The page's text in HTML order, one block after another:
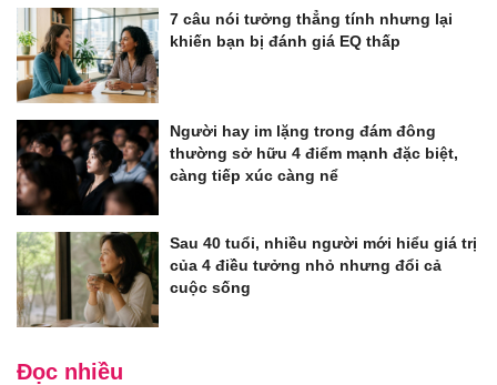
7 câu nói tưởng thẳng tính nhưng lại
khiến bạn bị đánh giá EQ thấp
Người hay im lặng trong đám đông
thường sở hữu 4 điểm mạnh đặc biệt,
càng tiếp xúc càng nể
Sau 40 tuổi, nhiều người mới hiểu giá trị
của 4 điều tưởng nhỏ nhưng đổi cả
cuộc sống
Đọc nhiều